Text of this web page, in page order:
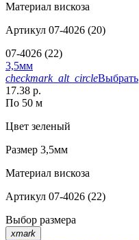
Материал вискоза
Артикул 07-4026 (20)
07-4026 (22)
3,5мм
checkmark_alt_circleВыбрать
17.38 р.
По 50 м
Цвет зеленый
Размер 3,5мм
Материал вискоза
Артикул 07-4026 (22)
Выбор размера
xmark